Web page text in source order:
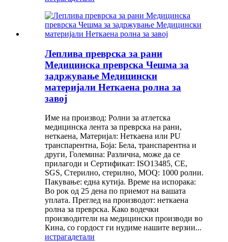
Леплива преврска за рани
Медицинска преврска Чешма за
задржување Медицински
материјали Неткаена ролна за
завој
Име на производ: Ролни за атлетска
медицинска лента за преврска на рани,
неткаена, Материјал: Неткаена или PU
транспарентна, Боја: Бела, транспарентна и
други, Големина: Различна, може да се
прилагоди и Сертификат: ISO13485, CE,
SGS, Стерилно, стерилно, MOQ: 1000 ролни.
Пакување: една кутија. Време на испорака:
Во рок од 25 дена по приемот на вашата
уплата. Преглед на производот: неткаена
ролна за преврска. Како водечки
производители на медицински производи во
Кина, со гордост ги нудиме нашите верзии...
истрагадетали